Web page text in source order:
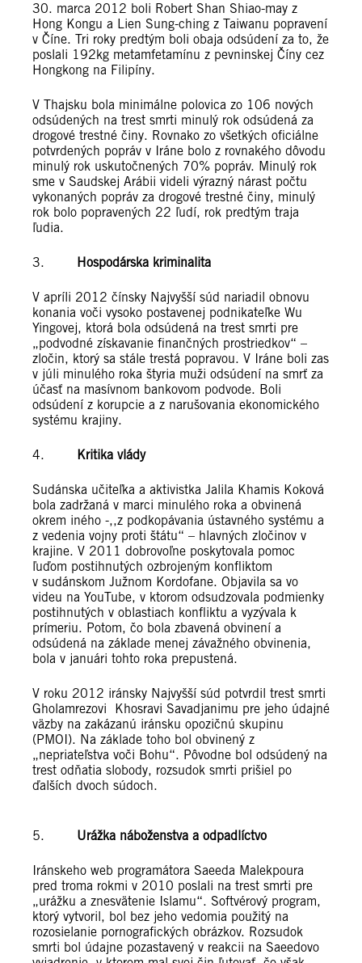
30. marca 2012 boli Robert Shan Shiao-may z
Hong Kongu a Lien Sung-ching z Taiwanu popravení
v Číne. Tri roky predtým boli obaja odsúdení za to, že
poslali 192kg metamfetamínu z pevninskej Číny cez
Hongkong na Filipíny.
V Thajsku bola minimálne polovica zo 106 nových
odsúdených na trest smrti minulý rok odsúdená za
drogové trestné činy. Rovnako zo všetkých oficiálne
potvrdených popráv v Iráne bolo z rovnakého dôvodu
minulý rok uskutočnených 70% popráv. Minulý rok
sme v Saudskej Arábii videli výrazný nárast počtu
vykonaných popráv za drogové trestné činy, minulý
rok bolo popravených 22 ľudí, rok predtým traja
ľudia.
3. Hospodárska kriminalita
V apríli 2012 čínsky Najvyšší súd nariadil obnovu
konania voči vysoko postavenej podnikateľke Wu
Yingovej, ktorá bola odsúdená na trest smrti pre
„podvodné získavanie finančných prostriedkov“ –
zločin, ktorý sa stále trestá popravou. V Iráne boli zas
v júli minulého roka štyria muži odsúdení na smrť za
účasť na masívnom bankovom podvode. Boli
odsúdení z korupcie a z narušovania ekonomického
systému krajiny.
4. Kritika vlády
Sudánska učiteľka a aktivistka Jalila Khamis Koková
bola zadržaná v marci minulého roka a obvinená
okrem iného -,,z podkopávania ústavného systému a
z vedenia vojny proti štátu“ – hlavných zločinov v
krajine. V 2011 dobrovoľne poskytovala pomoc
ľuďom postihnutých ozbrojeným konfliktom
v sudánskom Južnom Kordofane. Objavila sa vo
videu na YouTube, v ktorom odsudzovala podmienky
postihnutých v oblastiach konfliktu a vyzývala k
prímeriu. Potom, čo bola zbavená obvinení a
odsúdená na základe menej závažného obvinenia,
bola v januári tohto roka prepustená.
V roku 2012 iránsky Najvyšší súd potvrdil trest smrti
Gholamrezovi Khosravi Savadjanimu pre jeho údajné
väzby na zakázanú iránsku opozičnú skupinu
(PMOI). Na základe toho bol obvinený z
„nepriateľstva voči Bohu“. Pôvodne bol odsúdený na
trest odňatia slobody, rozsudok smrti prišiel po
ďalších dvoch súdoch.
5. Urážka náboženstva a odpadlíctvo
Iránskeho web programátora Saeeda Malekpoura
pred troma rokmi v 2010 poslali na trest smrti pre
„urážku a znesvätenie Islamu“. Softvérový program,
ktorý vytvoril, bol bez jeho vedomia použitý na
rozosielanie pornografických obrázkov. Rozsudok
smrti bol údajne pozastavený v reakcii na Saeedovo